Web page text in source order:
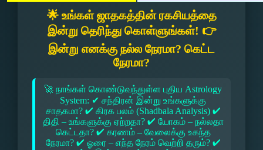
🌟 உங்கள் ஜாதகத்தின் ரகசியத்தை
இன்று தெரிந்து கொள்ளுங்கள்! 👉
இன்று எனக்கு நல்ல நேரமா? கெட்ட
நேரமா?
🚀 நாங்கள் கொண்டுவந்துள்ள புதிய Astrology
System: ✔ சந்திரன் இன்று உங்களுக்கு
சாதகமா? ✔ கிரக பலம் (Shadbala Analysis) ✔
திதி – உங்களுக்கு ஏற்றதா? ✔ யோகம் – நல்லதா
கெட்டதா? ✔ கரணம் – வேலைக்கு உகந்த
நேரமா? ✔ ஓரை – எந்த நேரம் வெற்றி தரும்? ✔